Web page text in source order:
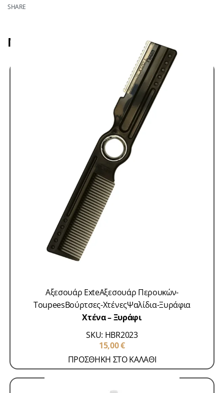
SHARE
Μπορεί να σας αρέσει επίσης
Accessories-Microrings
Αξεσουάρ ExteΑξεσουάρ Περουκών-
ToupeesΒούρτσες-ΧτένεςΨαλίδια-Ξυράφια
Χτένα – Ξυράφι
SKU: HBR2023
15,00€
ΠΡΟΣΘΗΚΗ ΣΤΟ ΚΑΛΑΘΙ